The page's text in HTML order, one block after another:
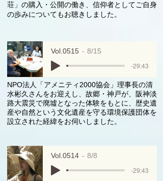
荘」の購入・公開の働き、信仰者としてご自身
の歩みについてもお聴きしました。
Vol.0515 8/15
-29:43
NPO法人「アメニティ2000協会」理事長の清
水彬久さんをお迎えし、故郷・神戸が、阪神淡
路大震災で廃墟となった体験をもとに、歴史遺
産や自然という文化遺産を守る環境保護団体を
設立された経緯をお伺いしました。
Vol.0514 8/8
-29:43